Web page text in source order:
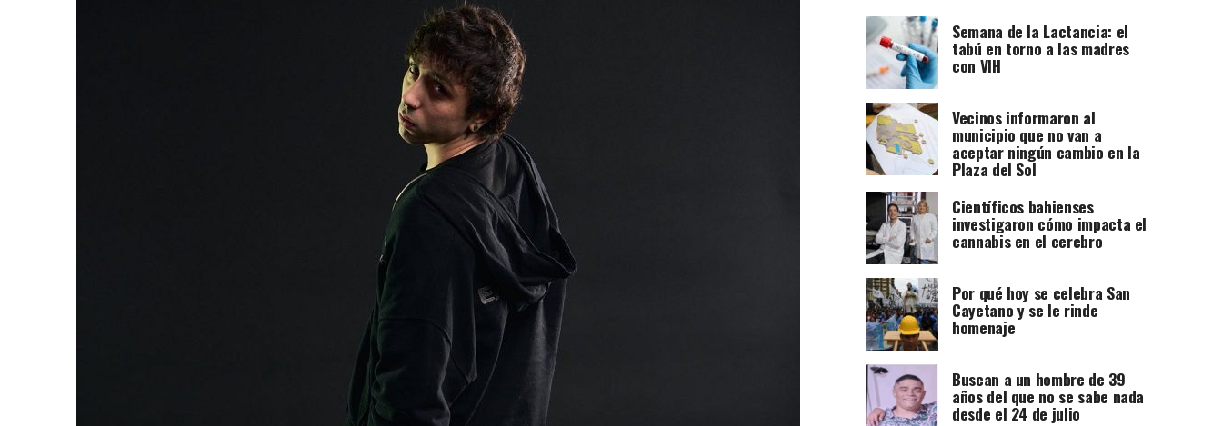
Semana de la Lactancia: el
tabú en torno a las madres
con VIH
Vecinos informaron al
municipio que no van a
aceptar ningún cambio en la
Plaza del Sol
Científicos bahienses
investigaron cómo impacta el
cannabis en el cerebro
Por qué hoy se celebra San
Cayetano y se le rinde
homenaje
Buscan a un hombre de 39
años del que no se sabe nada
desde el 24 de julio